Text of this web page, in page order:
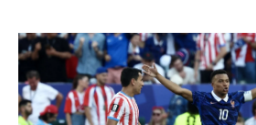
svjetsko prvenstvo 2026